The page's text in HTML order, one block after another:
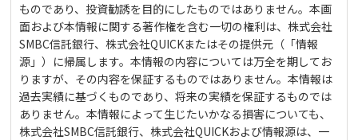
ものであり、投資勧誘を目的にしたものではありません。本画
面および本情報に関する著作権を含む一切の権利は、株式会社
SMBC信託銀行、株式会社QUICKまたはその提供元（「情報
源」）に帰属します。本情報の内容については万全を期してお
りますが、その内容を保証するものではありません。本情報は
過去実績に基づくものであり、将来の実績を保証するものでは
ありません。本情報によって生じたいかなる損害についても、
株式会社SMBC信託銀行、株式会社QUICKおよび情報源は、一